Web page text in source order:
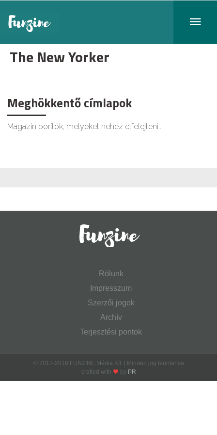
The New Yorker
Meghökkentő címlapok
Magazin borítók, melyeket nehéz elfelejteni...
Rólunk
Impresszum
Szerzői jogok
Archív
Terjesztési pontok
© 2017-2018 FUNZINE Média Kft. | Minden jog fenntartva
crafted with
by PR